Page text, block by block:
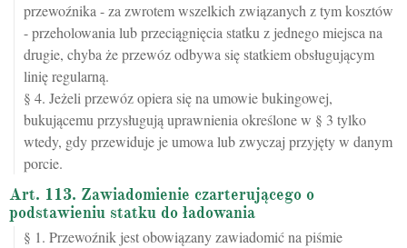
przewoźnika - za zwrotem wszelkich związanych z tym kosztów
- przeholowania lub przeciągnięcia statku z jednego miejsca na
drugie, chyba że przewóz odbywa się statkiem obsługującym
linię regularną.
§ 4. Jeżeli przewóz opiera się na umowie bukingowej,
bukującemu przysługują uprawnienia określone w § 3 tylko
wtedy, gdy przewiduje je umowa lub zwyczaj przyjęty w danym
porcie.
Art. 113. Zawiadomienie czarterującego o
podstawieniu statku do ładowania
§ 1. Przewoźnik jest obowiązany zawiadomić na piśmie